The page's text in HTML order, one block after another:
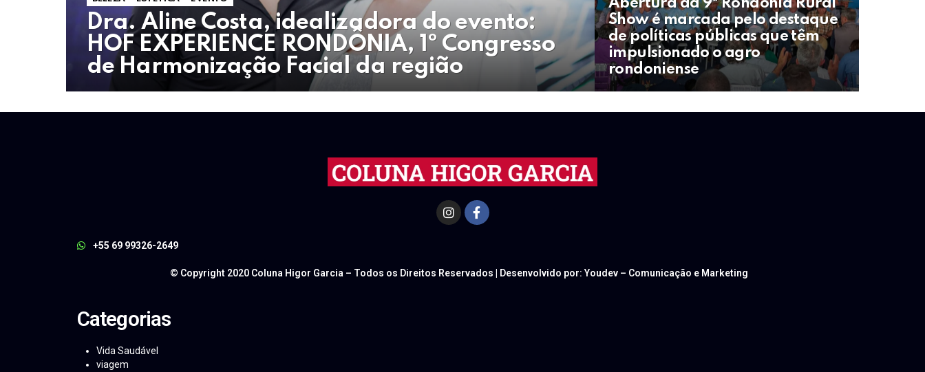
Dra. Aline Costa, idealizadora do evento:
HOF EXPERIENCE RONDÔNIA, 1º Congresso
de Harmonização Facial da região
Abertura da 9ª Rondônia Rural
Show é marcada pelo destaque
de políticas públicas que têm
impulsionado o agro
rondoniense
+55 69 99326-2649
© Copyright 2020 Coluna Higor Garcia – Todos os Direitos Reservados | Desenvolvido por: Youdev – Comunicação e Marketing
Categorias
Vida Saudável
viagem